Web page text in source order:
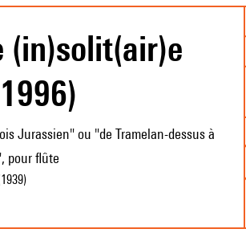
(in)solit(air)e
Jurassien" ou "de Tramelan-dessus à
pour flûte
)